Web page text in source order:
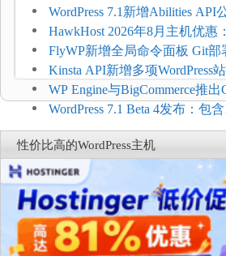
加方法
WordPress 7.1新增Abilities API
持REST API、MCP与AI代理
HawkHost 2026年8月主机优惠
$2.61/月，高性能主机同步折扣
FlyWP新增全局命令面板 Git
方便
Kinsta API新增多项WordPress
WP Engine与BigCommerce推出
Connect：WordPress商店可保
商能力
WordPress 7.1 Beta 4发布：包
复，仅建议在测试环境体验
性价比高的WordPress主机